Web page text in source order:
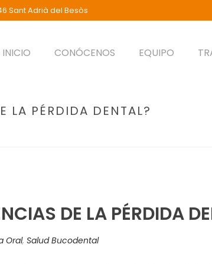
Sant Adrià del Besòs
INICIO CONÓCENOS EQUIPO
LA PÉRDIDA DENTAL?
DE LA PÉRDIDA
Oral, Salud Bucodental